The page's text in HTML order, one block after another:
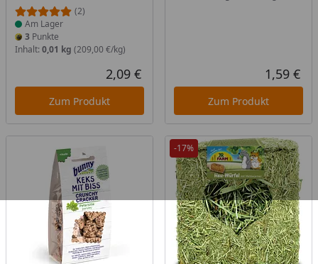
(2)
Am Lager
3 Punkte
Inhalt: 0,01 kg (209,00 €/kg)
Aktueller Preis
2,09 €
Zum Produkt
1,59 €
Zum Produkt
-17%